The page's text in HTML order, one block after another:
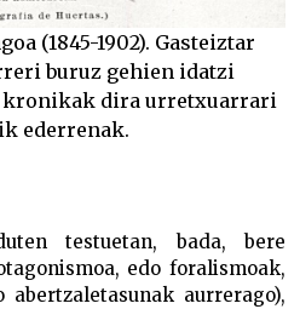
(1845-1902). Gasteiztar
buruz gehien idatzi
kronikak dira urretxuarrari
ederrenak.
testuetan, bada, bere
edo foralismoak,
aurrerago),